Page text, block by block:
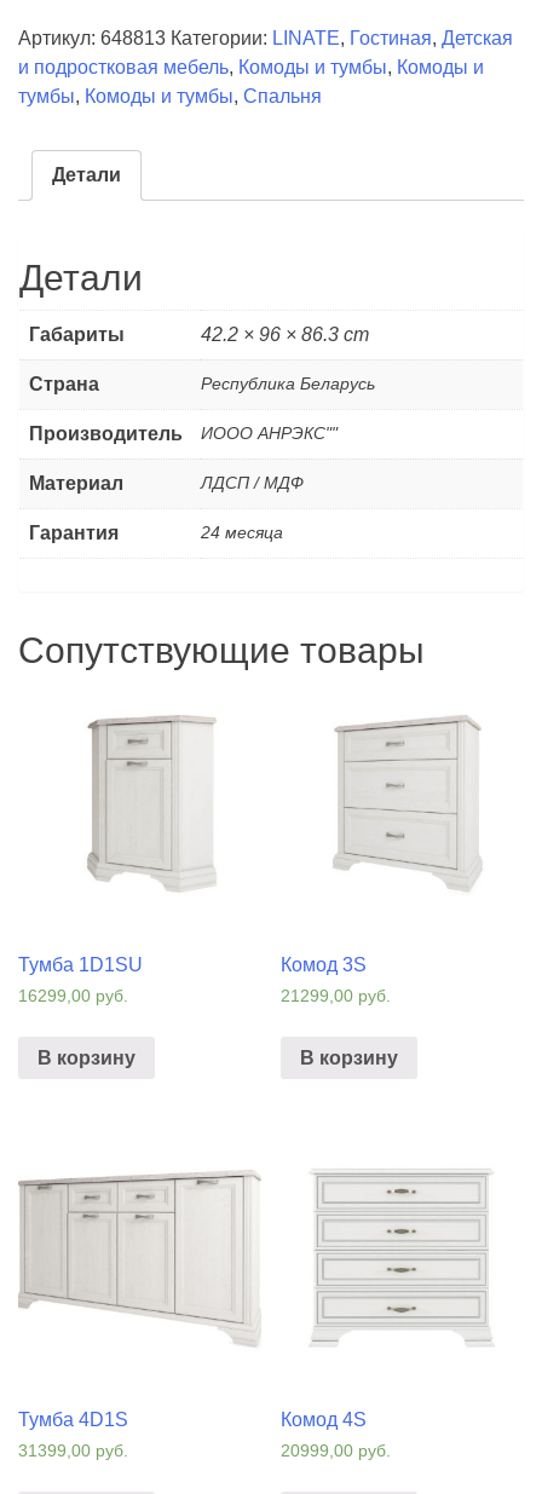
TYP
44
Артикул: 648813 Категории: LINATE, Гостиная, Детская
и подростковая мебель, Комоды и тумбы, Комоды и
тумбы, Комоды и тумбы, Спальня
Детали
Детали
Габариты 42.2 × 96 × 86.3 cm
Страна Республика Беларусь
Производитель ИООО АНРЭКС""
Материал ЛДСП / МДФ
Гарантия 24 месяца
Сопутствующие товары
Тумба 1D1SU
16299,00 руб.
В корзину
Комод 3S
21299,00 руб.
В корзину
Тумба 4D1S
31399,00 руб.
Комод 4S
20999,00 руб.